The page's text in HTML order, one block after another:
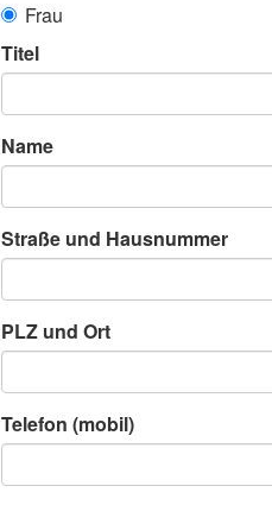
Frau
Titel
Name
Straße und Hausnummer
PLZ und Ort
Telefon (mobil)